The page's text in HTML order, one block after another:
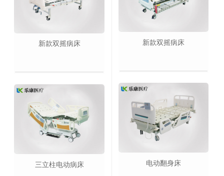
新款双摇病床
三立柱电动病床
新款双摇病床
电动翻身床